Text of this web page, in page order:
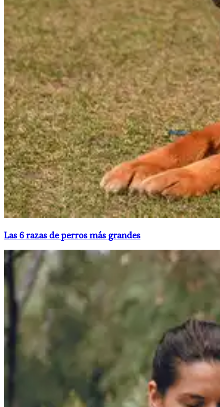
Las 6 razas de perros más grandes